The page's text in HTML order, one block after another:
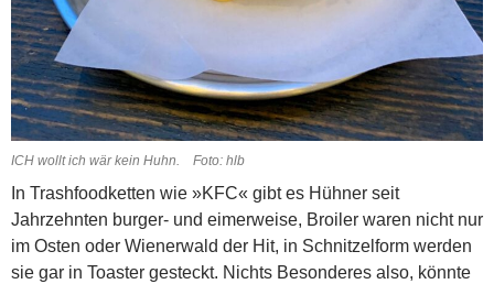
ICH wollt ich wär kein Huhn. Foto: hlb
In Trashfoodketten wie »KFC« gibt es Hühner seit
Jahrzehnten burger- und eimerweise, Broiler waren nicht nur
im Osten oder Wienerwald der Hit, in Schnitzelform werden
sie gar in Toaster gesteckt. Nichts Besonderes also, könnte